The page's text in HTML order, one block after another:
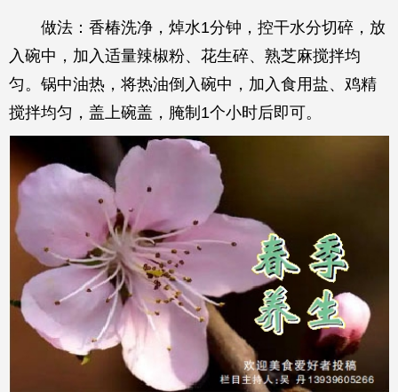
做法：香椿洗净，焯水1分钟，控干水分切碎，放
入碗中，加入适量辣椒粉、花生碎、熟芝麻搅拌均
匀。锅中油热，将热油倒入碗中，加入食用盐、鸡精
搅拌均匀，盖上碗盖，腌制1个小时后即可。